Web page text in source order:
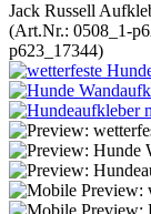
Jack Russell
(Art.Nr.: 0508_1-
p623_17344)